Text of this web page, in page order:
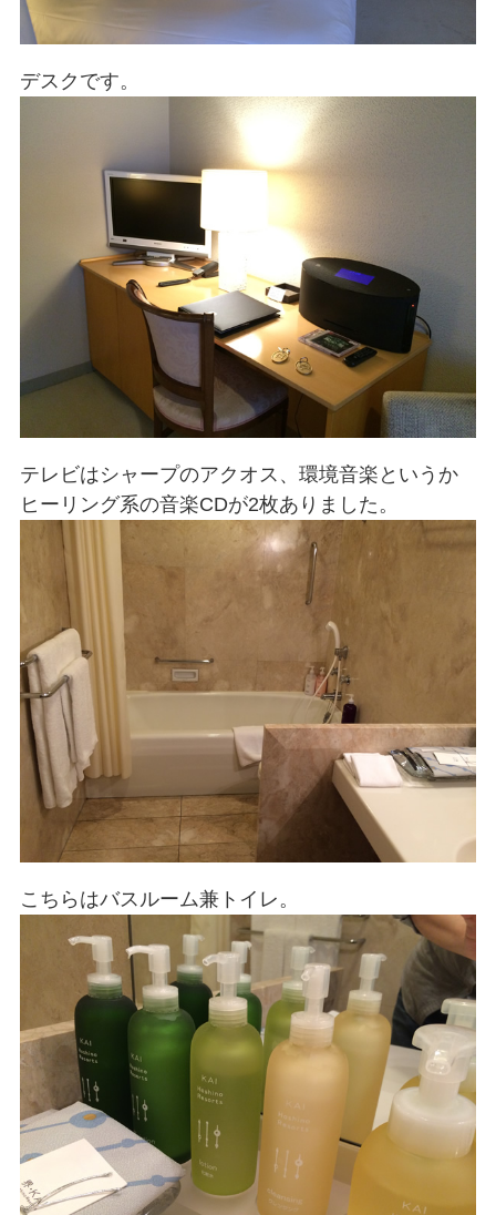
デスクです。
テレビはシャープのアクオス、環境音楽というか
ヒーリング系の音楽CDが2枚ありました。
こちらはバスルーム兼トイレ。